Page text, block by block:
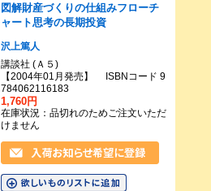
図解財産づくりの仕組みフローチ
ャート思考の長期投資
沢上篤人
講談社 (Ａ５)
【2004年01月発売】 ISBNコード 9
784062116183
1,760円
在庫状況：品切れのためご注文いただ
けません